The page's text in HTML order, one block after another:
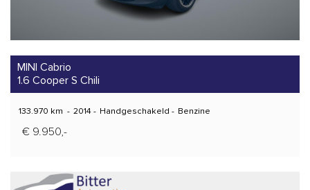
MINI Cabrio
1.6 Cooper S Chili
133.970 km - 2014- Handgeschakeld - Benzine
€ 9.950,-